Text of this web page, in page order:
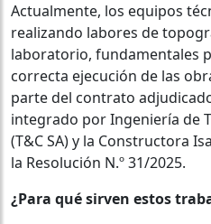
Actualmente, los equipos
realizando labores de
laboratorio, fundamentales
correcta ejecución de las
parte del contrato
integrado por Ingeniería de
(T&C SA) y la Constructora
la Resolución N.º 31/2025.
¿Para qué sirven estos